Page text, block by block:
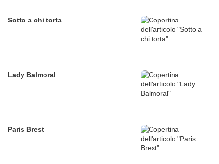
Sotto a chi torta
Lady Balmoral
Paris Brest